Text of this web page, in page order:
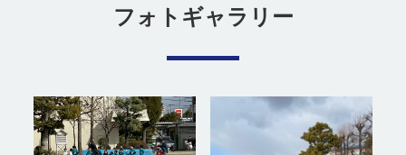
フォトギャラリー